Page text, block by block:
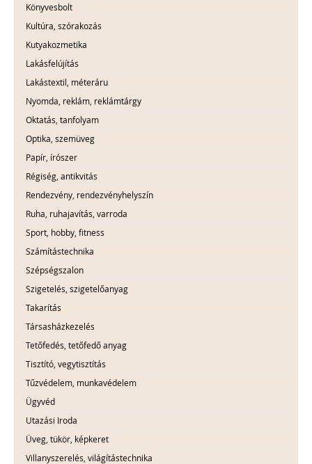
Könyvesbolt
Kultúra, szórakozás
Kutyakozmetika
Lakásfelújítás
Lakástextil, méteráru
Nyomda, reklám, reklámtárgy
Oktatás, tanfolyam
Optika, szemüveg
Papír, írószer
Régiség, antikvitás
Rendezvény, rendezvényhelyszín
Ruha, ruhajavítás, varroda
Sport, hobby, fitness
Számítástechnika
Szépségszalon
Szigetelés, szigetelőanyag
Takarítás
Társasházkezelés
Tetőfedés, tetőfedő anyag
Tisztító, vegytisztítás
Tűzvédelem, munkavédelem
Ügyvéd
Utazási Iroda
Üveg, tükör, képkeret
Villanyszerelés, világítástechnika